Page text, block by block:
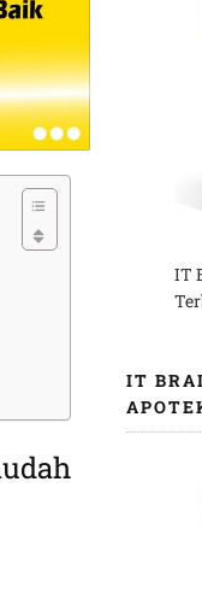
IT
IT